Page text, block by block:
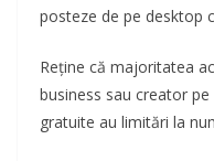
posteze de pe desktop
Reține că majoritatea
business sau creator
gratuite au limitări la